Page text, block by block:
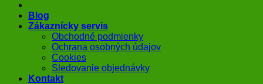
Blog
Zákaznícky servis
Obchodné podmienky
Ochrana osobných údajov
Cookies
Sledovanie objednávky
Kontakt